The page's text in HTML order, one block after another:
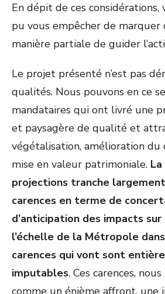
En dépit de ces considérations,
pu vous empêcher de
manière partiale de guider
Le projet présenté n’est pas
qualités. Nous pouvons en ce
mandataires qui ont livré une
et paysagère de qualité et
végétalisation, amélioration du
mise en valeur patrimoniale.
projections tranche
carences en terme de
d’anticipation des impacts
l’échelle de la Métropole
carences qui vont sont
imputables. Ces carences,
comme un énième affront, une